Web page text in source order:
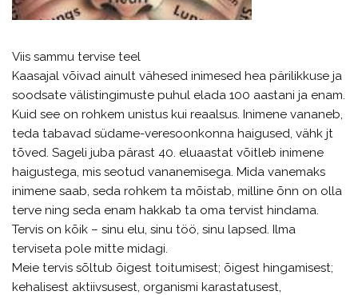
Viis sammu tervise teel
Kaasajal võivad ainult vähesed inimesed hea pärilikkuse ja
soodsate välistingimuste puhul elada 100 aastani ja enam.
Kuid see on rohkem unistus kui reaalsus. Inimene vananeb,
teda tabavad südame-veresoonkonna haigused, vähk jt
tõved. Sageli juba pärast 40. eluaastat võitleb inimene
haigustega, mis seotud vananemisega. Mida vanemaks
inimene saab, seda rohkem ta mõistab, milline õnn on olla
terve ning seda enam hakkab ta oma tervist hindama.
Tervis on kõik – sinu elu, sinu töö, sinu lapsed. Ilma
terviseta pole mitte midagi.
Meie tervis sõltub õigest toitumisest; õigest hingamisest;
kehalisest aktiivsusest, organismi karastatusest,